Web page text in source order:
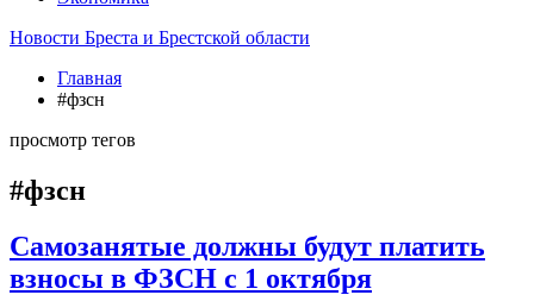
Новости Бреста и Брестской области
Главная
#фзсн
просмотр тегов
#фзсн
Самозанятые должны будут платить
взносы в ФЗСН с 1 октября